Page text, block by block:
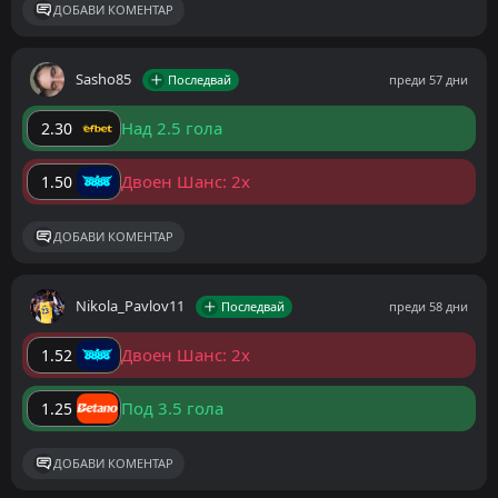
ДОБАВИ КОМЕНТАР
Sasho85 Последвай преди 57 дни
2.30 Над 2.5 гола
1.50 Двоен Шанс: 2x
ДОБАВИ КОМЕНТАР
Nikola_Pavlov11 Последвай преди 58 дни
1.52 Двоен Шанс: 2x
1.25 Под 3.5 гола
ДОБАВИ КОМЕНТАР